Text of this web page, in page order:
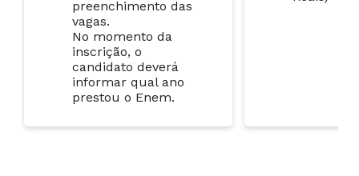
preenchimento das
vagas.
No momento da
inscrição, o
candidato deverá
informar qual ano
prestou o Enem.